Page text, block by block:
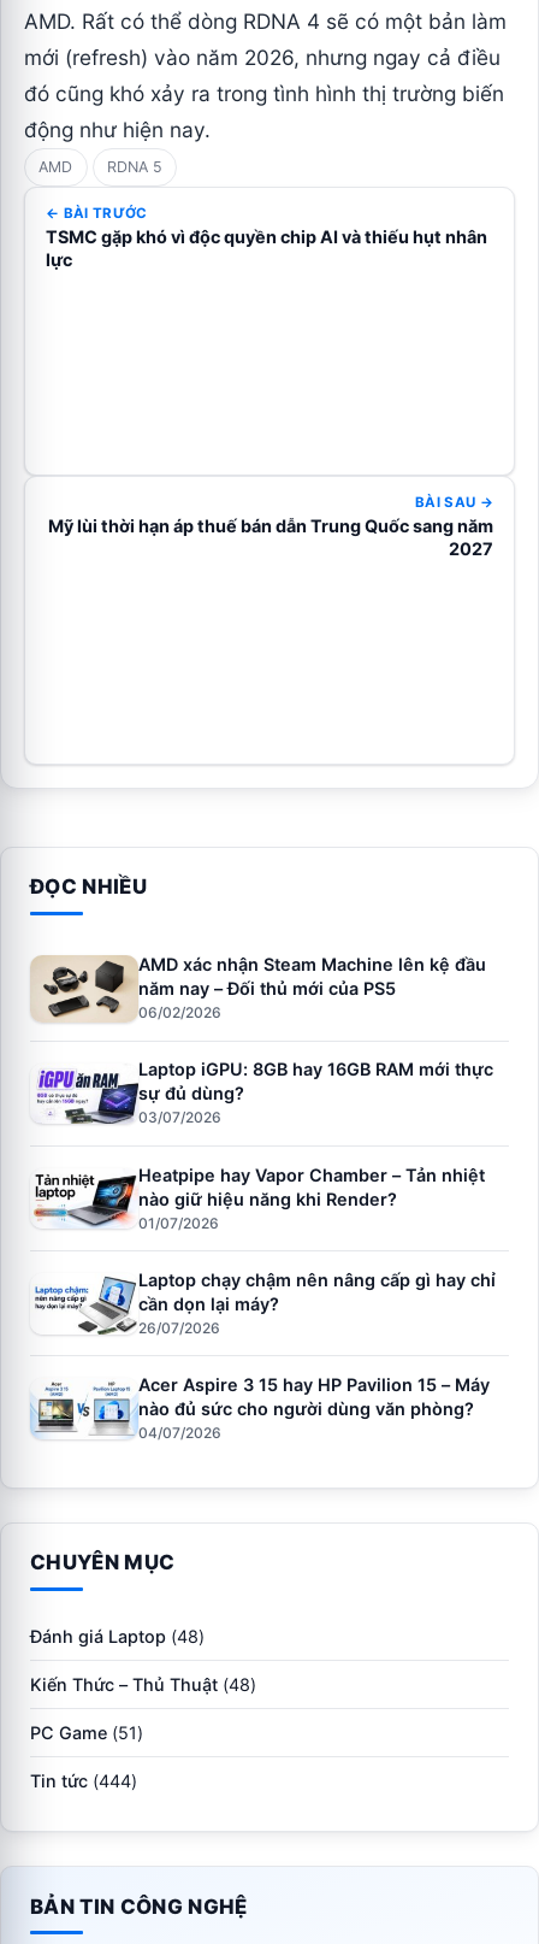
AMD. Rất có thể dòng RDNA 4 sẽ có một bản làm
mới (refresh) vào năm 2026, nhưng ngay cả điều
đó cũng khó xảy ra trong tình hình thị trường biến
động như hiện nay.
AMD RDNA 5
← BÀI TRƯỚC
TSMC gặp khó vì độc quyền chip AI và thiếu hụt nhân
lực
BÀI SAU →
Mỹ lùi thời hạn áp thuế bán dẫn Trung Quốc sang năm
2027
ĐỌC NHIỀU
AMD xác nhận Steam Machine lên kệ đầu
năm nay – Đối thủ mới của PS5
06/02/2026
Laptop iGPU: 8GB hay 16GB RAM mới thực
sự đủ dùng?
03/07/2026
Heatpipe hay Vapor Chamber – Tản nhiệt
nào giữ hiệu năng khi Render?
01/07/2026
Laptop chạy chậm nên nâng cấp gì hay chỉ
cần dọn lại máy?
26/07/2026
Acer Aspire 3 15 hay HP Pavilion 15 – Máy
nào đủ sức cho người dùng văn phòng?
04/07/2026
CHUYÊN MỤC
Đánh giá Laptop (48)
Kiến Thức – Thủ Thuật (48)
PC Game (51)
Tin tức (444)
BẢN TIN CÔNG NGHỆ